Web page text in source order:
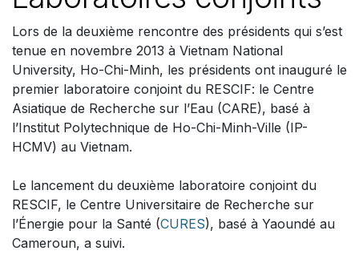
Lors de la deuxième rencontre des présidents qui s’est
tenue en novembre 2013 à Vietnam National
University, Ho-Chi-Minh, les présidents ont inauguré le
premier laboratoire conjoint du RESCIF: le Centre
Asiatique de Recherche sur l’Eau (CARE), basé à
l’Institut Polytechnique de Ho-Chi-Minh-Ville (IP-
HCMV) au Vietnam.
Le lancement du deuxième laboratoire conjoint du
RESCIF, le Centre Universitaire de Recherche sur
l’Énergie pour la Santé (CURES), basé à Yaoundé au
Cameroun, a suivi.